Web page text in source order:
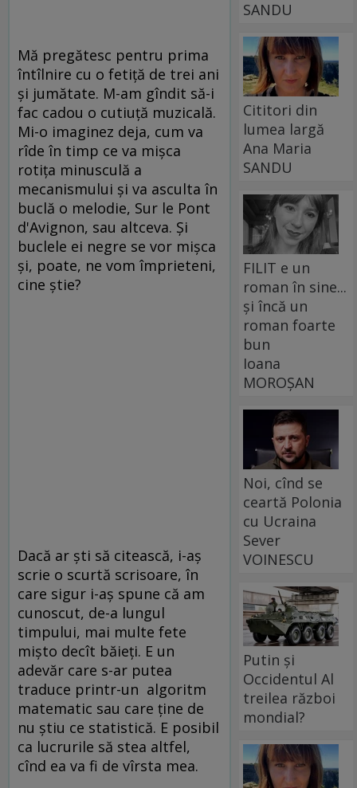
Mă pregătesc pentru prima
întîlnire cu o fetiță de trei ani
și jumătate. M-am gîndit să-i
fac cadou o cutiuță muzicală.
Mi-o imaginez deja, cum va
rîde în timp ce va mișca
rotița minusculă a
mecanismului și va asculta în
buclă o melodie, Sur le Pont
d'Avignon, sau altceva. Și
buclele ei negre se vor mișca
și, poate, ne vom împrieteni,
cine știe?
Dacă ar ști să citească, i-aș
scrie o scurtă scrisoare, în
care sigur i-aș spune că am
cunoscut, de-a lungul
timpului, mai multe fete
mișto decît băieți. E un
adevăr care s-ar putea
traduce printr-un algoritm
matematic sau care ține de
nu știu ce statistică. E posibil
ca lucrurile să stea altfel,
cînd ea va fi de vîrsta mea.
SANDU
Cititori din
lumea largă
Ana Maria
SANDU
FILIT e un
roman în sine...
și încă un
roman foarte
bun
Ioana
MOROȘAN
Noi, cînd se
ceartă Polonia
cu Ucraina
Sever
VOINESCU
Putin și
Occidentul Al
treilea război
mondial?